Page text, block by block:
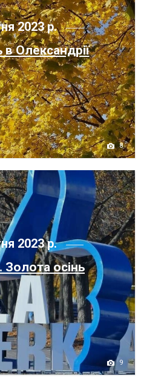
2023 р.
Олександрії
8
2023 р.
Золота осінь
9